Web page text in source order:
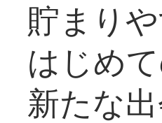
貯まり
はじめ
新たな